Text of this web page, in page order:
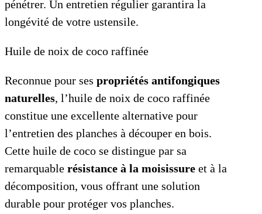
pénétrer. Un entretien régulier garantira la
longévité de votre ustensile.
Huile de noix de coco raffinée
Reconnue pour ses propriétés antifongiques
naturelles, l’huile de noix de coco raffinée
constitue une excellente alternative pour
l’entretien des planches à découper en bois.
Cette huile de coco se distingue par sa
remarquable résistance à la moisissure et à la
décomposition, vous offrant une solution
durable pour protéger vos planches.